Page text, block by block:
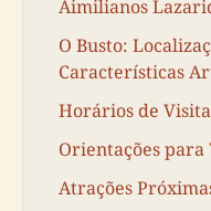
Aimilianos
O Busto:
Características
Horários de
Orientações
Atrações